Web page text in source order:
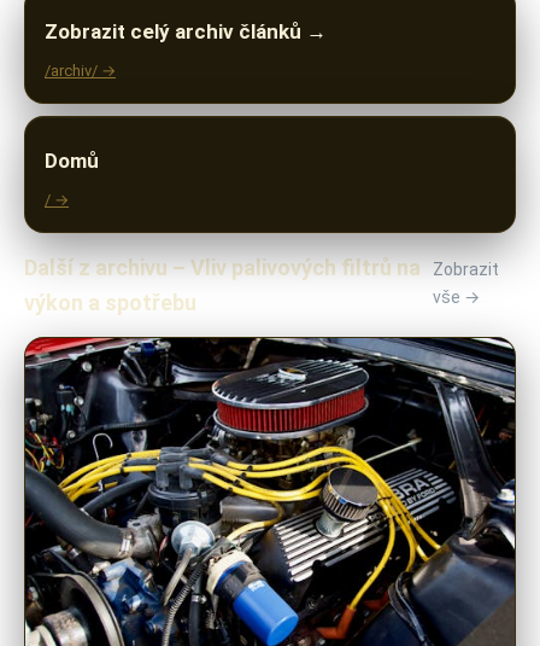
Zobrazit celý archiv článků →
/archiv/ →
Domů
/ →
Další z archivu – Vliv palivových filtrů na
výkon a spotřebu
Zobrazit
vše →